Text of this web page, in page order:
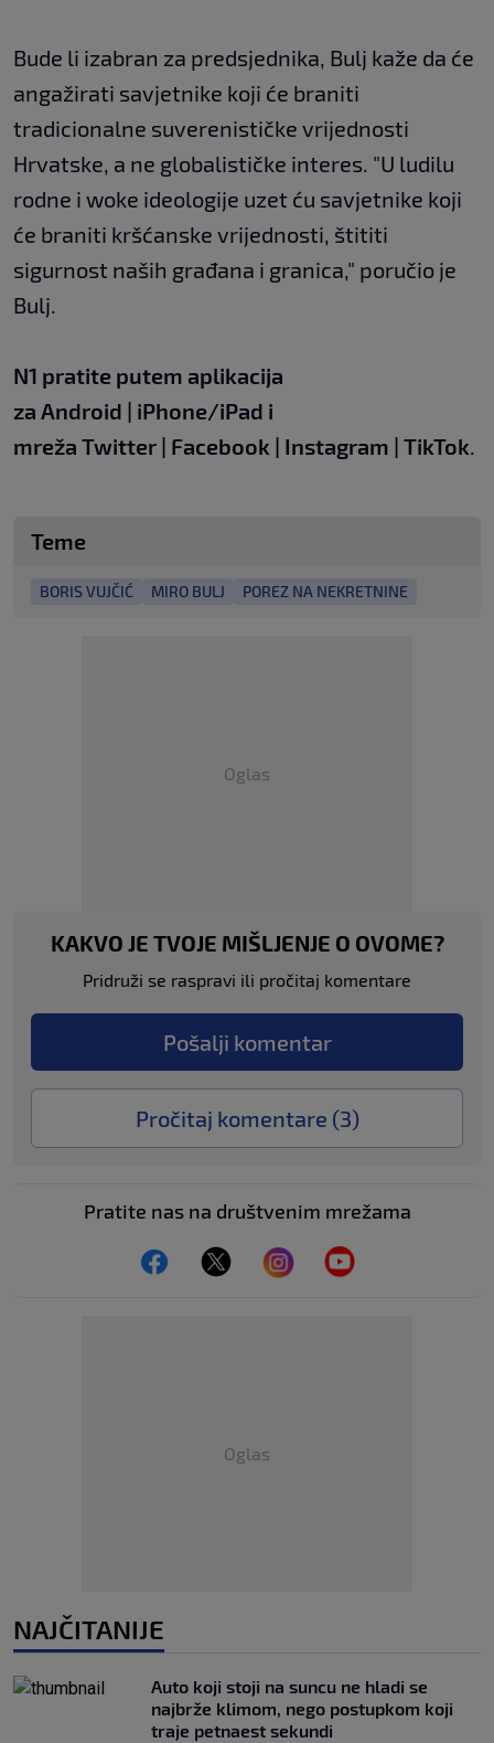
Bude li izabran za predsjednika, Bulj kaže da će
angažirati savjetnike koji će braniti
tradicionalne suverenističke vrijednosti
Hrvatske, a ne globalističke interes. "U ludilu
rodne i woke ideologije uzet ću savjetnike koji
će braniti kršćanske vrijednosti, štititi
sigurnost naših građana i granica," poručio je
Bulj.
N1 pratite putem aplikacija
za Android | iPhone/iPad i
mreža Twitter | Facebook | Instagram | TikTok.
Teme
BORIS VUJČIĆ MIRO BULJ POREZ NA NEKRETNINE
Oglas
KAKVO JE TVOJE MIŠLJENJE O OVOME?
Pridruži se raspravi ili pročitaj komentare
Pošalji komentar
Pročitaj komentare (3)
Pratite nas na društvenim mrežama
Oglas
NAJČITANIJE
Auto koji stoji na suncu ne hladi se
najbrže klimom, nego postupkom koji
traje petnaest sekundi